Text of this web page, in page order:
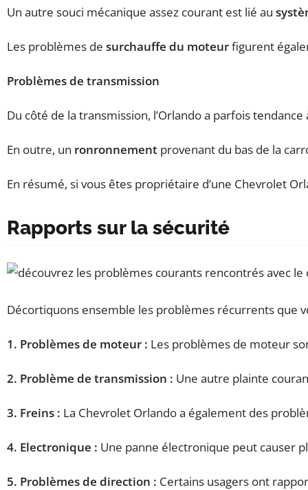
Un autre souci mécanique assez courant est lié au
Les problèmes de surchauffe du moteurfigurent
Problèmes de transmission
Du côté de la transmission, l’Orlando a parfois
En outre, un ronronnement provenant du bas de la
En résumé, si vous êtes propriétaire d’une Chevrolet
Rapports sur la sécurité
Décortiquons ensemble les problèmes récurrents que
1. Problèmes de moteur : Les problèmes de moteur
2. Problème de transmission : Une autre plainte
3. Freins : La Chevrolet Orlando a également des
4. Electronique : Une panne électronique peut causer
5. Problèmes de direction : Certains usagers ont